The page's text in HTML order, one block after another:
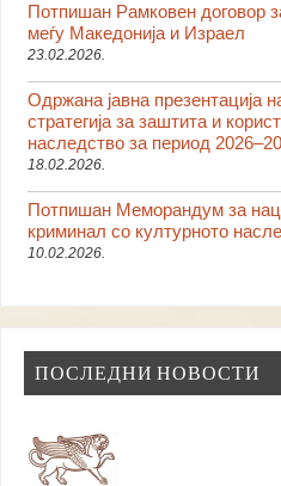
Потпишан Рамковен договор
меѓу Македонија и Израел
23.02.2026.
Одржана јавна презентација
стратегија за заштита и
наследство за период
18.02.2026.
Потпишан Меморандум за
криминал со културното
10.02.2026.
ПОСЛЕДНИ НОВОСТИ